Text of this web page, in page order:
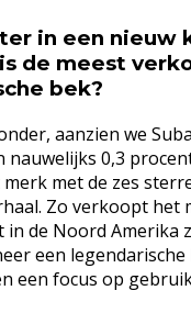
in een nieuw
de meest
bek?
aanzien we
nauwelijks 0,3
met de zes
Zo verkoopt het
de Noord Amerika
een
een focus op